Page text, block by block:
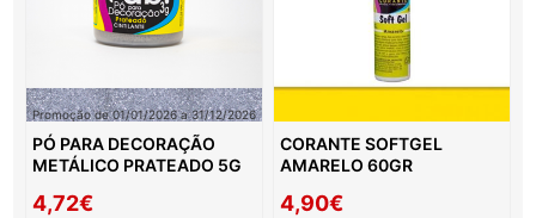
Promoção de 01/01/2026 a 31/12/2026
PÓ PARA DECORAÇÃO
METÁLICO PRATEADO 5G
4,72€
CORANTE SOFTGEL
AMARELO 60GR
4,90€